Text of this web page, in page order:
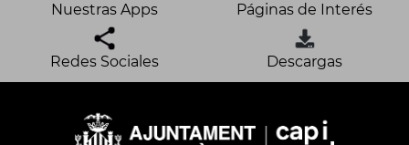
Nuestras Apps Páginas de Interés
Redes Sociales Descargas